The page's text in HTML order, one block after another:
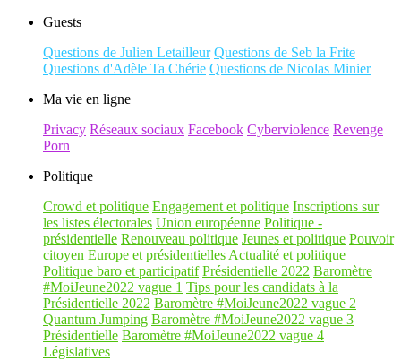
Guests
Questions de Julien Letailleur Questions de Seb la Frite
Questions d'Adèle Ta Chérie Questions de Nicolas Minier
Ma vie en ligne
Privacy Réseaux sociaux Facebook Cyberviolence Revenge
Porn
Politique
Crowd et politique Engagement et politique Inscriptions sur
les listes électorales Union européenne Politique -
présidentielle Renouveau politique Jeunes et politique Pouvoir
citoyen Europe et présidentielles Actualité et politique
Politique baro et participatif Présidentielle 2022 Baromètre
#MoiJeune2022 vague 1 Tips pour les candidats à la
Présidentielle 2022 Baromètre #MoiJeune2022 vague 2
Quantum Jumping Baromètre #MoiJeune2022 vague 3
Présidentielle Baromètre #MoiJeune2022 vague 4
Législatives